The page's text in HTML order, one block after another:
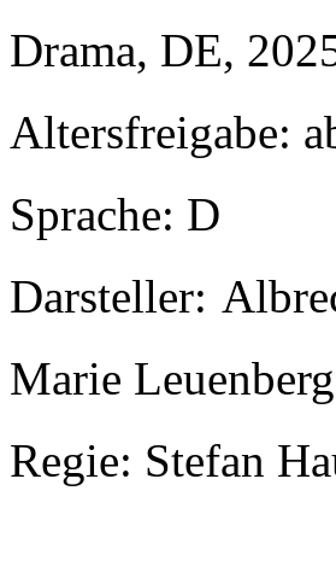
Drama, DE,
Altersfreigabe:
Sprache: D
Darsteller:
Marie
Regie: Stefan